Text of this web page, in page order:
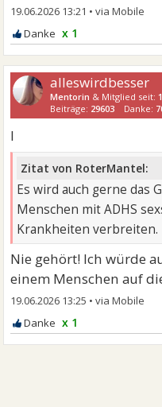
19.06.2026 13:21 •
x 1
alleswirdbesser
Mentorin & Mitglied seit:
Beiträge: 29603 Danke:
I
Zitat von RoterMantel:
Es wird auch gerne das
Menschen mit ADHS
Krankheiten verbreiten.
Nie gehört! Ich würde
einem Menschen auf
19.06.2026 13:25 •
x 1